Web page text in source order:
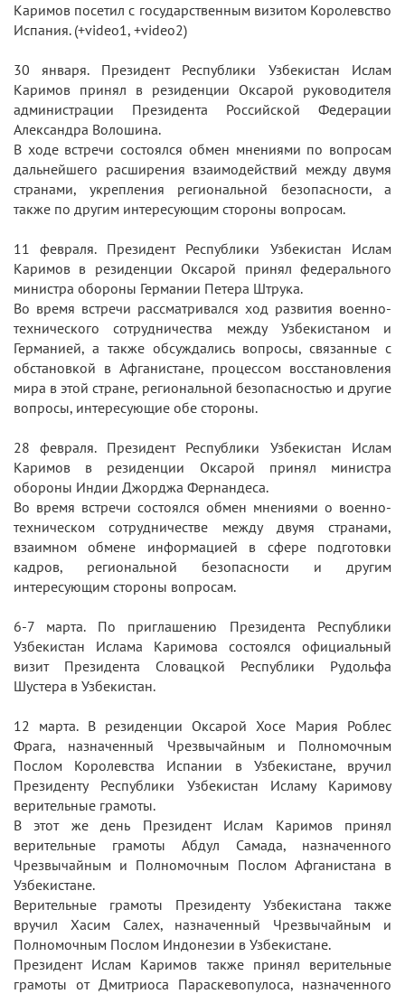
Каримов посетил с государственным визитом Королевство
Испания. (+video1, +video2)
30 января. Президент Республики Узбекистан Ислам
Каримов принял в резиденции Оксарой руководителя
администрации Президента Российской Федерации
Александра Волошина.
В ходе встречи состоялся обмен мнениями по вопросам
дальнейшего расширения взаимодействий между двумя
странами, укрепления региональной безопасности, а
также по другим интересующим стороны вопросам.
11 февраля. Президент Республики Узбекистан Ислам
Каримов в резиденции Оксарой принял федерального
министра обороны Германии Петера Штрука.
Во время встречи рассматривался ход развития военно-
технического сотрудничества между Узбекистаном и
Германией, а также обсуждались вопросы, связанные с
обстановкой в Афганистане, процессом восстановления
мира в этой стране, региональной безопасностью и другие
вопросы, интересующие обе стороны.
28 февраля. Президент Республики Узбекистан Ислам
Каримов в резиденции Оксарой принял министра
обороны Индии Джорджа Фернандеса.
Во время встречи состоялся обмен мнениями о военно-
техническом сотрудничестве между двумя странами,
взаимном обмене информацией в сфере подготовки
кадров, региональной безопасности и другим
интересующим стороны вопросам.
6-7 марта. По приглашению Президента Республики
Узбекистан Ислама Каримова состоялся официальный
визит Президента Словацкой Республики Рудольфа
Шустера в Узбекистан.
12 марта. В резиденции Оксарой Хосе Мария Роблес
Фрага, назначенный Чрезвычайным и Полномочным
Послом Королевства Испании в Узбекистане, вручил
Президенту Республики Узбекистан Исламу Каримову
верительные грамоты.
В этот же день Президент Ислам Каримов принял
верительные грамоты Абдул Самада, назначенного
Чрезвычайным и Полномочным Послом Афганистана в
Узбекистане.
Верительные грамоты Президенту Узбекистана также
вручил Хасим Салех, назначенный Чрезвычайным и
Полномочным Послом Индонезии в Узбекистане.
Президент Ислам Каримов также принял верительные
грамоты от Дмитриоса Параскевопулоса, назначенного